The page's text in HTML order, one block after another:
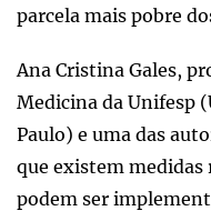
parcela mais pobre
Ana Cristina Gales,
Medicina da Unifesp
Paulo) e uma das
que existem
podem ser